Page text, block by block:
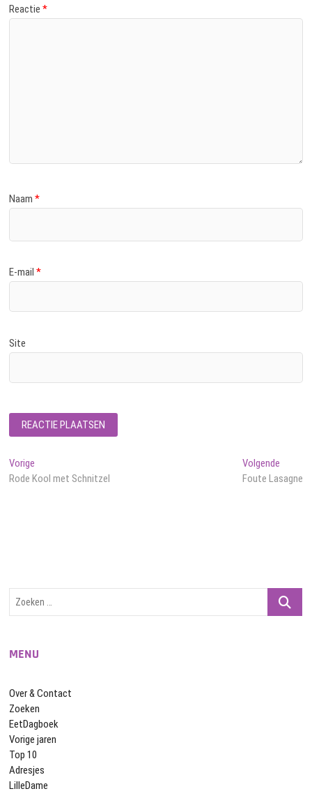
Reactie*
Naam*
E-mail*
Site
Bericht
navigatie
Vorige
bericht:
Rode Kool met Schnitzel
VolgendeVolgend
bericht:
Foute Lasagne
Zoeken
MENU
Over & Contact
Zoeken
EetDagboek
Vorige jaren
Top 10
Adresjes
LilleDame